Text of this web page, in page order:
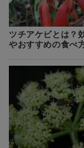
ツチアケビとは？
やおすすめの食べ